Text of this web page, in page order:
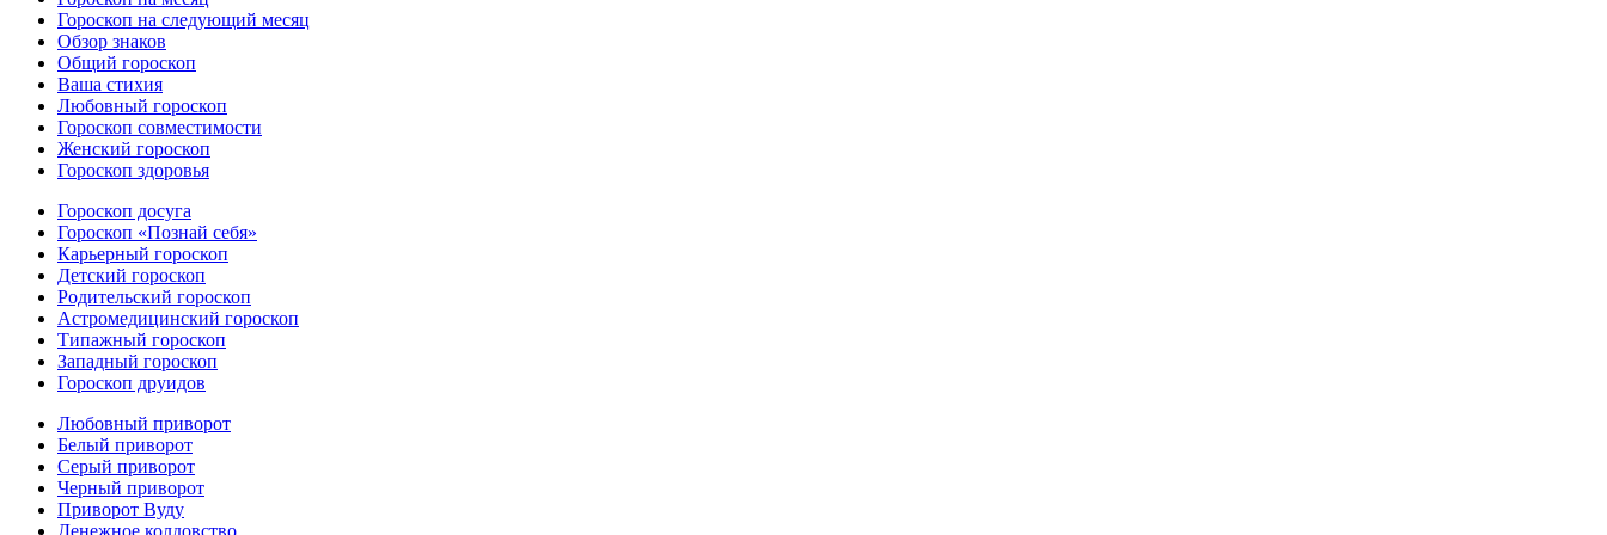
Гороскоп на следующий месяц
Обзор знаков
Общий гороскоп
Ваша стихия
Любовный гороскоп
Гороскоп совместимости
Женский гороскоп
Гороскоп здоровья
Гороскоп досуга
Гороскоп «Познай себя»
Карьерный гороскоп
Детский гороскоп
Родительский гороскоп
Астромедицинский гороскоп
Типажный гороскоп
Западный гороскоп
Гороскоп друидов
Любовный приворот
Белый приворот
Серый приворот
Черный приворот
Приворот Вуду
Денежное колдовство